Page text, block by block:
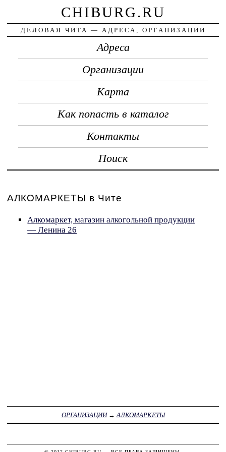
CHIBURG.RU
ДЕЛОВАЯ ЧИТА — АДРЕСА, ОРГАНИЗАЦИИ
Адреса
Организации
Карта
Как попасть в каталог
Контакты
Поиск
АЛКОМАРКЕТЫ в Чите
Алкомаркет, магазин алкогольной продукции
— Ленина 26
ОРГАНИЗАЦИИ→ АЛКОМАРКЕТЫ